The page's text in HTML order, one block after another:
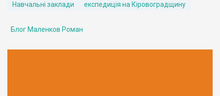
Навчальні заклади експедиція на Кіровоградщину
Блог Маленков Роман